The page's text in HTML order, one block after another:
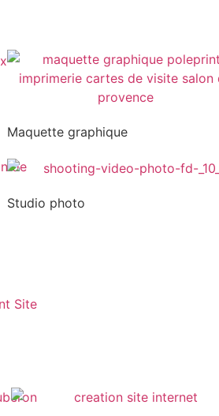
Maquette graphique
Studio photo
Site